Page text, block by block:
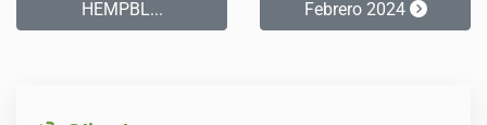
HEMPBL...
Febrero 2024